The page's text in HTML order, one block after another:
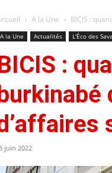
A la Une BICIS :
A la Une Actualités L'Éco des
:
burkinabé
juin 2022